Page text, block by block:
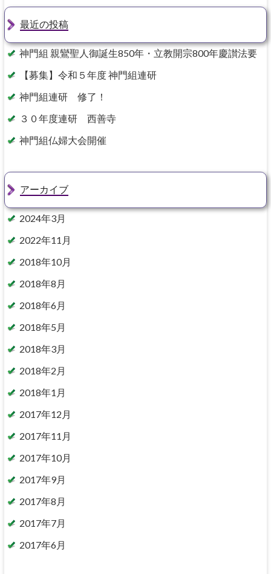
最近の投稿
神門組 親鸞聖人御誕生850年・立教開宗800年慶讃法要
【募集】令和５年度 神門組連研
神門組連研 修了！
３０年度連研 西善寺
神門組仏婦大会開催
アーカイブ
2024年3月
2022年11月
2018年10月
2018年8月
2018年6月
2018年5月
2018年3月
2018年2月
2018年1月
2017年12月
2017年11月
2017年10月
2017年9月
2017年8月
2017年7月
2017年6月